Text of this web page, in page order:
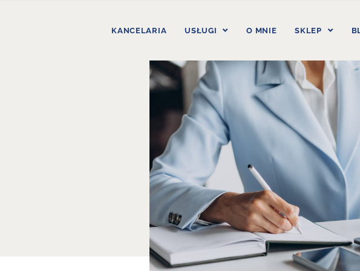
KANCELARIA USŁUGI O MNIE SKLEP